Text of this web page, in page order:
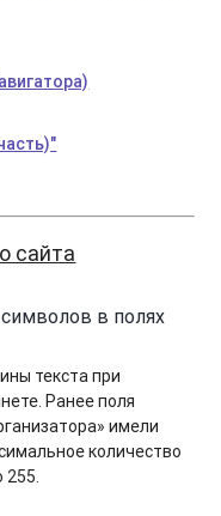
сайта
в полях
текста при
Ранее поля
имели
количество
255.